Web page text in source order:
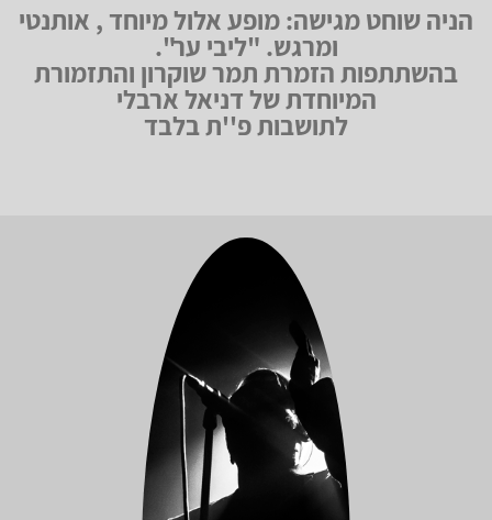
הניה שוחט מגישה: מופע אלול מיוחד , אותנטי
ומרגש. "ליבי ער".
בהשתתפות הזמרת תמר שוקרון והתזמורת
המיוחדת של דניאל ארבלי
לתושבות פ''ת בלבד